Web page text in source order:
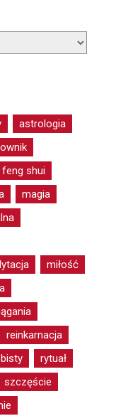
astrologia
feng shui
magia
miłość
reinkarnacja
rytuał
szczęście